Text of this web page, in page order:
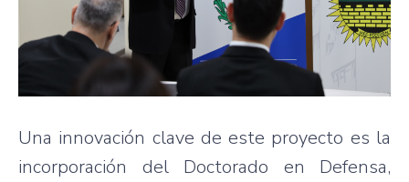
Una innovación clave de este proyecto es la
incorporación del Doctorado en Defensa,